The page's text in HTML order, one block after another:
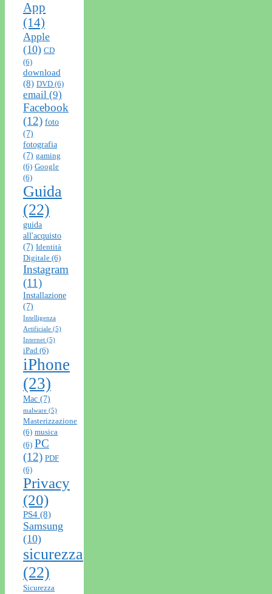
App
(14)
Apple
(10) CD
(6)
download
(8) DVD (6)
email (9)
Facebook
(12) foto
(7)
fotografia
(7) gaming
(6) Google
(6)
Guida
(22)
guida
all'acquisto
(7) Identità
Digitale (6)
Instagram
(11)
Installazione
(7)
Intelligenza
Artificiale (5)
Internet (5)
iPad (6)
iPhone
(23)
Mac (7)
malware (5)
Masterizzazione
(6) musica
(6) PC
(12) PDF
(6)
Privacy
(20)
PS4 (8)
Samsung
(10)
sicurezza
(22)
Sicurezza